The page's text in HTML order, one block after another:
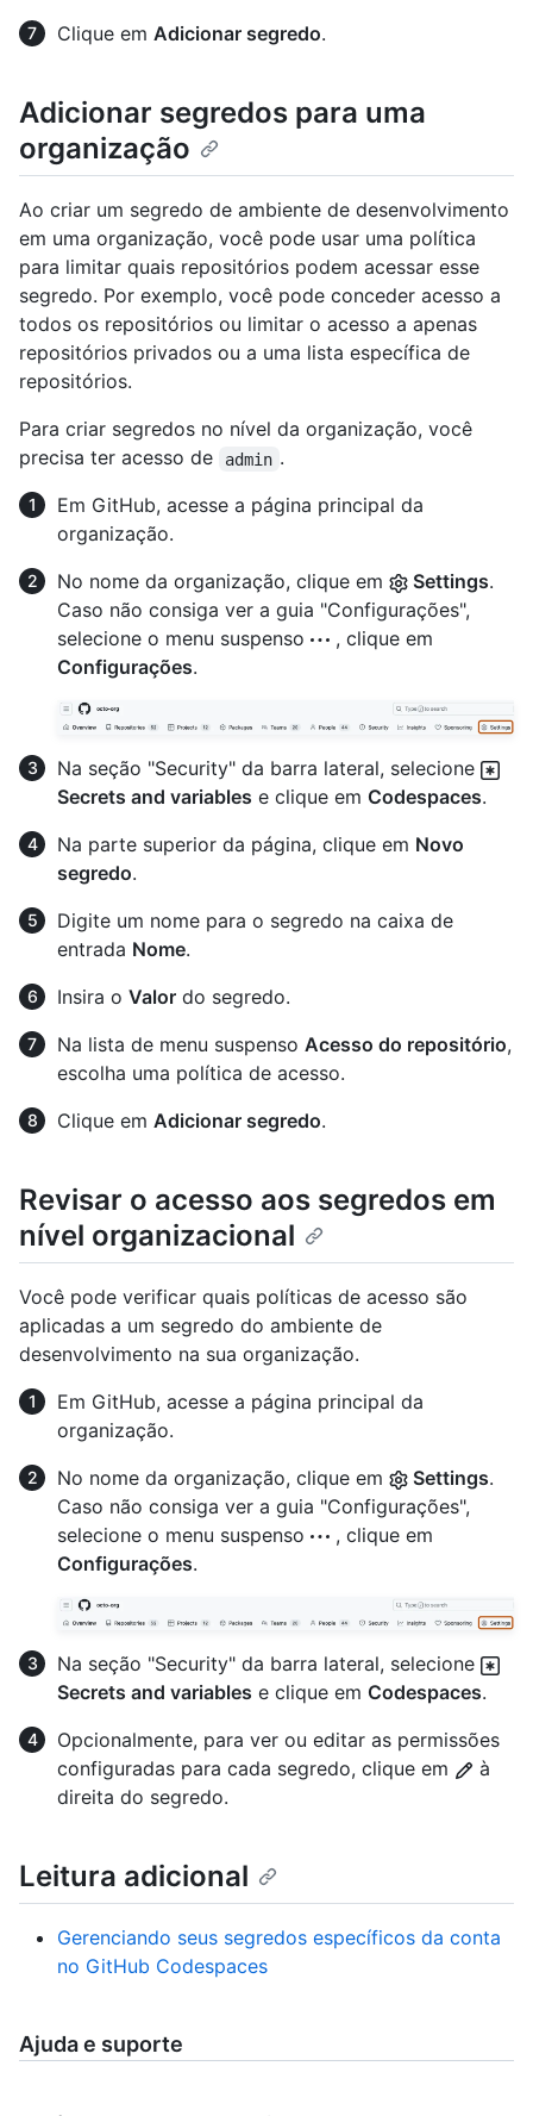
Clique em Adicionar segredo.
Adicionar segredos para uma
organização
Ao criar um segredo de ambiente de desenvolvimento
em uma organização, você pode usar uma política
para limitar quais repositórios podem acessar esse
segredo. Por exemplo, você pode conceder acesso a
todos os repositórios ou limitar o acesso a apenas
repositórios privados ou a uma lista específica de
repositórios.
Para criar segredos no nível da organização, você
precisa ter acesso de
admin .
Em GitHub, acesse a página principal da
organização.
No nome da organização, clique em
Settings.
Caso não consiga ver a guia "Configurações",
selecione o menu suspenso
, clique em
Configurações.
Na seção "Security" da barra lateral, selecione
Secrets and variables e clique em Codespaces.
Na parte superior da página, clique em Novo
segredo.
Digite um nome para o segredo na caixa de
entrada Nome.
Insira o Valor do segredo.
Na lista de menu suspenso Acesso do repositório,
escolha uma política de acesso.
Clique em Adicionar segredo.
Revisar o acesso aos segredos em
nível organizacional
Você pode verificar quais políticas de acesso são
aplicadas a um segredo do ambiente de
desenvolvimento na sua organização.
Em GitHub, acesse a página principal da
organização.
No nome da organização, clique em
Settings.
Caso não consiga ver a guia "Configurações",
selecione o menu suspenso
, clique em
Configurações.
Na seção "Security" da barra lateral, selecione
Secrets and variables e clique em Codespaces.
Opcionalmente, para ver ou editar as permissões
configuradas para cada segredo, clique em
à
direita do segredo.
Leitura adicional
Gerenciando seus segredos específicos da conta
no GitHub Codespaces
Ajuda e suporte